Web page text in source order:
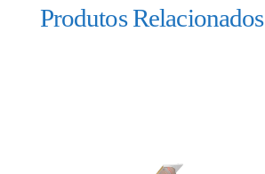
Produtos Relacionados